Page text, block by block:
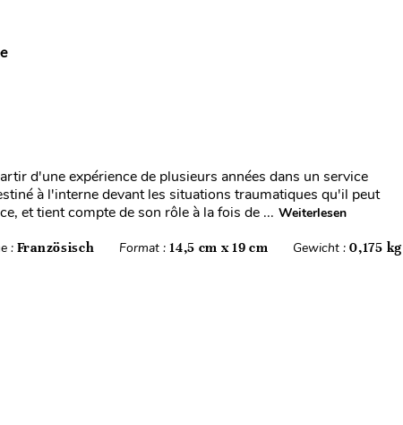
d'une expérience de plusieurs années dans un service
à l'interne devant les situations traumatiques qu'il peut
et tient compte de son rôle à la fois de ... Weiterlesen
: Französisch Format :14,5 cm x 19 cm Gewicht :0,175 kg